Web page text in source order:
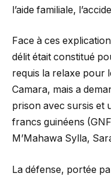
l’aide familiale,
Face à ces
délit était constitué
requis la relaxe pour
Camara, mais a
prison avec sursis et
francs guinéens
M’Mahawa Sylla,
La défense, portée